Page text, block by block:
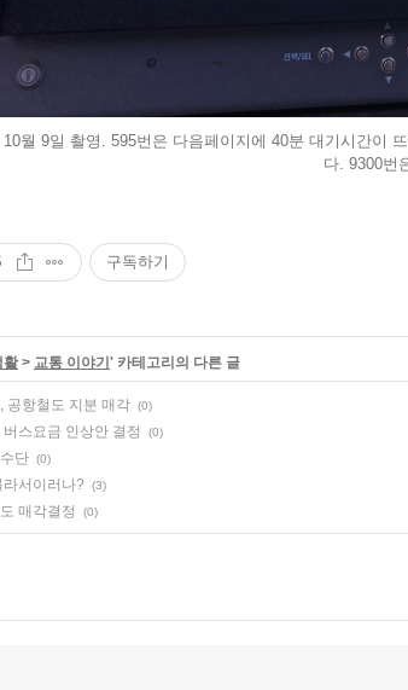
10월 9일 촬영. 595번은 다음페이지에 40분 대기시간이
다. 9300번
구독하기
활> 교통 이야기' 카테고리의 다른 글
공항철도 지분 매각 (0)
스요금 인상안 결정 (0)
단 (0)
라서이러나? (3)
매각결정 (0)